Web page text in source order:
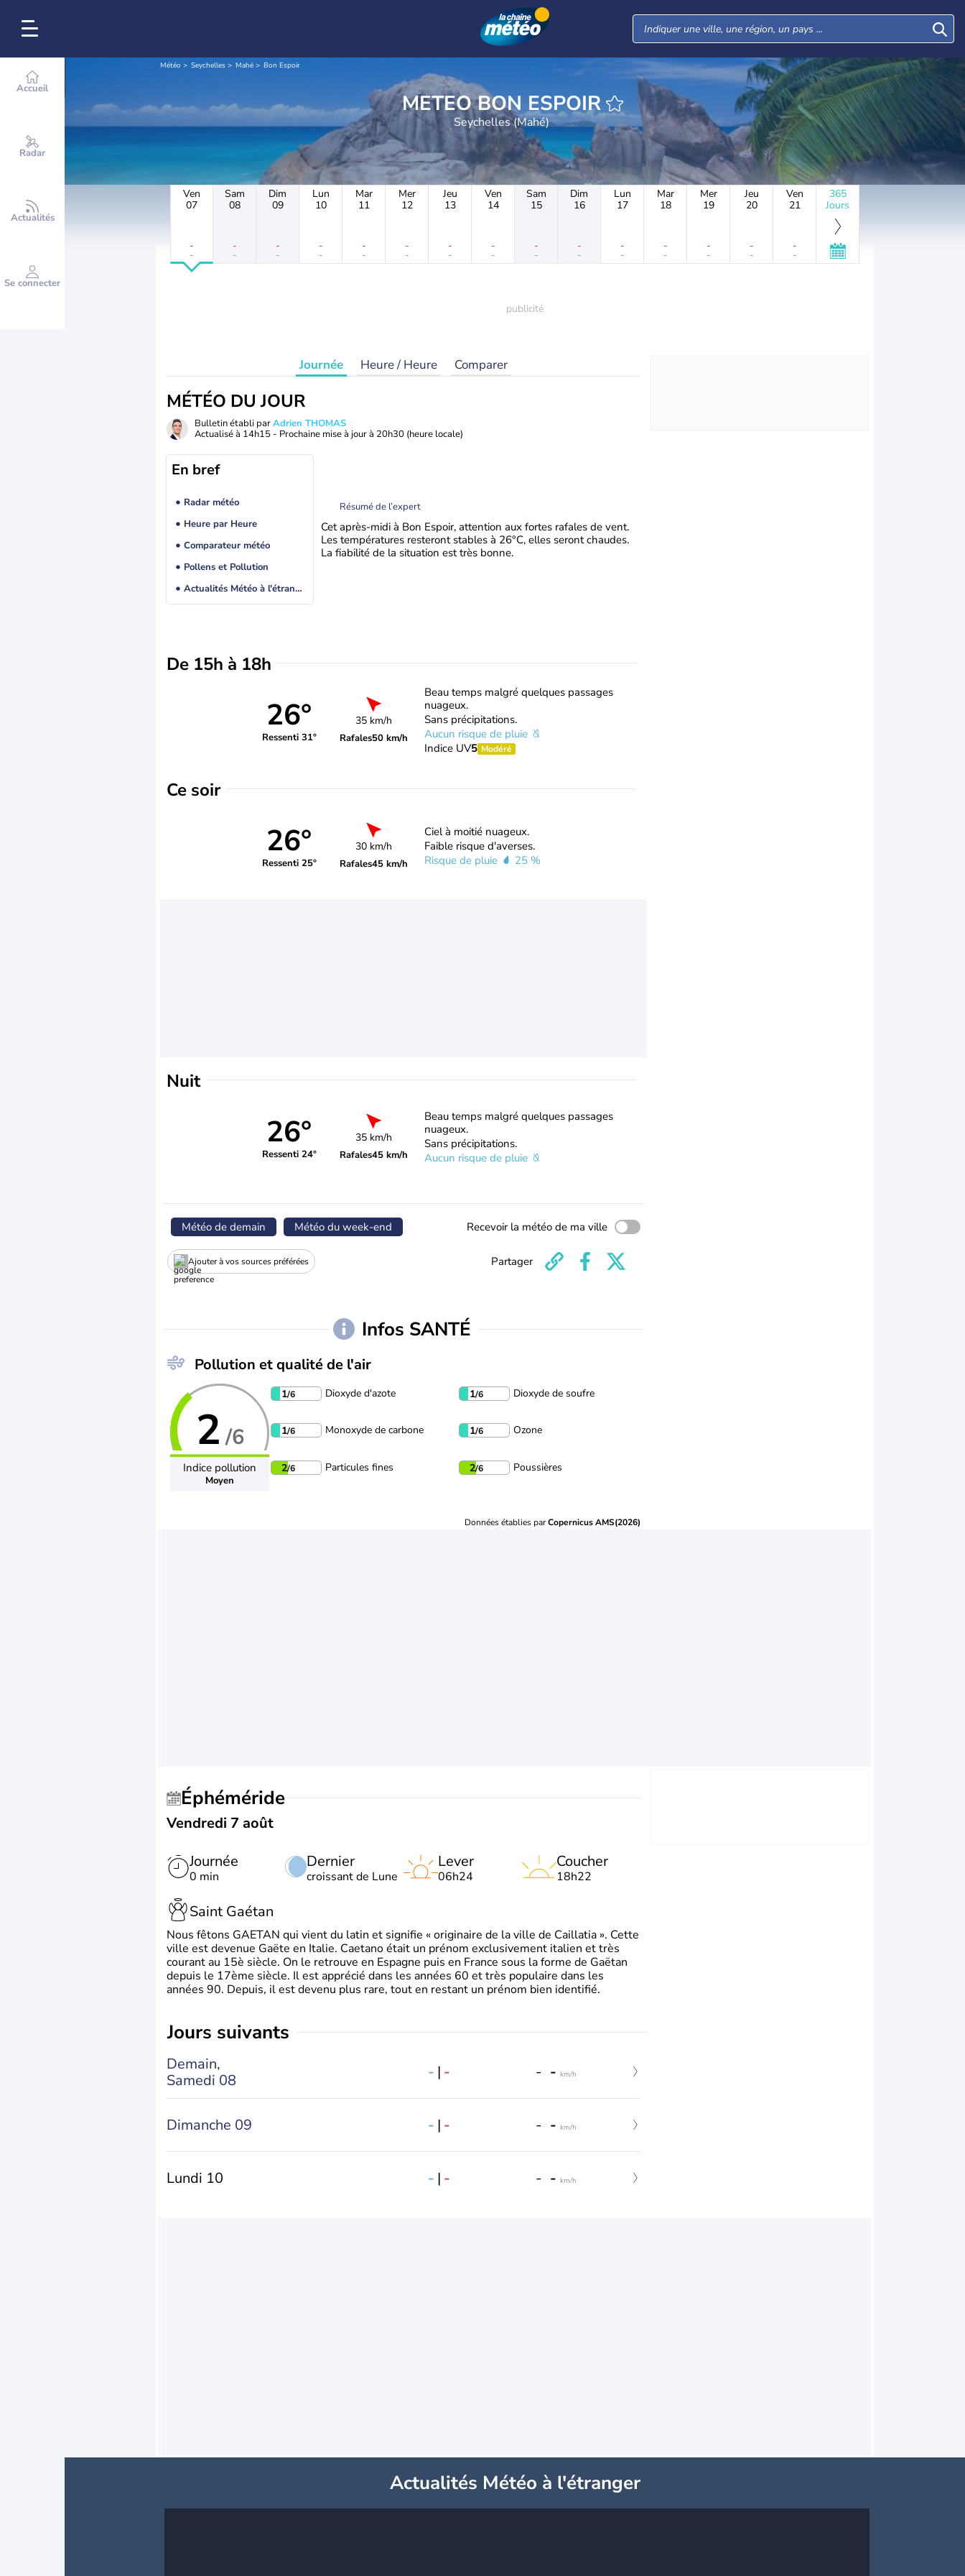
Accueil
Radar
Actualités
Se connecter
Météo Seychelles Mahé Bon Espoir
METEO BON ESPOIR
Seychelles (Mahé)
Ven
07
-
-
Sam
08
-
-
Dim
09
-
-
Lun
10
-
-
Mar
11
-
-
Mer
12
-
-
Jeu
13
-
-
Ven
14
-
-
Sam
15
-
-
Dim
16
-
-
Lun
17
-
-
Mar
18
-
-
Mer
19
-
-
Jeu
20
-
-
Ven
21
-
-
365
Jours
Journée Heure / Heure Comparer
MÉTÉO DU JOUR
Bulletin établi parAdrien THOMAS
Actualisé à 14h15 - Prochaine mise à jour à 20h30 (heure locale)
En bref
Radar météo
Heure par Heure
Comparateur météo
Pollens et Pollution
Actualités Météo à l'étranger
Résumé de l’expert
Cet après-midi à Bon Espoir, attention aux fortes rafales de vent.
Les températures resteront stables à 26°C, elles seront chaudes.
La fiabilité de la situation est très bonne.
De 15h à 18h
26°
Ressenti 31°
35 km/h
Rafales50 km/h
Beau temps malgré quelques passages
nuageux.
Sans précipitations.
Aucun risque de pluie
Indice UV5 Modéré
Ce soir
26°
Ressenti 25°
30 km/h
Rafales45 km/h
Ciel à moitié nuageux.
Faible risque d'averses.
Risque de pluie
25 %
Nuit
26°
Ressenti 24°
35 km/h
Rafales45 km/h
Beau temps malgré quelques passages
nuageux.
Sans précipitations.
Aucun risque de pluie
Météo de demain Météo du week-end Recevoir la météo de ma ville
Ajouter à vos sources préférées Partager
Infos SANTÉ
Pollution et qualité de l'air
2 /6
Indice pollution
Moyen
1/6 Dioxyde d'azote 1/6 Dioxyde de soufre
1/6 Monoxyde de carbone 1/6 Ozone
2/6 Particules fines 2/6 Poussières
Données établies parCopernicus AMS(2026)
Éphéméride
Vendredi 7 août
Journée
0 min
Dernier
croissant de Lune
Lever
06h24
Coucher
18h22
Saint Gaétan
Nous fêtons GAETAN qui vient du latin et signifie « originaire de la ville de Caillatia ». Cette
ville est devenue Gaëte en Italie. Caetano était un prénom exclusivement italien et très
courant au 15è siècle. On le retrouve en Espagne puis en France sous la forme de Gaëtan
depuis le 17ème siècle. Il est apprécié dans les années 60 et très populaire dans les
années 90. Depuis, il est devenu plus rare, tout en restant un prénom bien identifié.
jours suivants
Demain,
Samedi 08
- | - - - km/h
Dimanche 09 - | - - - km/h
Lundi 10 - | - - - km/h
Actualités Météo à l'étranger